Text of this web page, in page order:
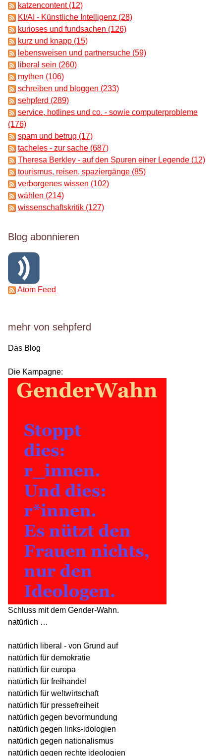
katzencontent (12)
KI/AI - Künstliche Intelligenz (28)
kurioses und fundsachen (126)
kurz und knapp (15)
lebensweisen und partnersuche (59)
liberal sein (260)
mythen (106)
schreiben und bloggen (233)
sehpferd (289)
service, hotlines und co. - sowie computerprobleme
(176)
spam und betrug (17)
tacheles - zur sache (687)
Theresa Berkley - auf den Spuren einer Legende (12)
tourismus, reisen, spaziergänge (85)
verborgenes wissen (102)
wählen (214)
wissenschaftskritik (127)
Blog abonnieren
Atom Feed
mehr von sehpferd
Das Blog
Die Kampagne:
Schluss mit dem Gender-Wahn.
natürlich …
natürlich liberal - von Grund auf
natürlich für demokratie
natürlich für europa
natürlich für freihandel
natürlich für weltwirtschaft
natürlich für pressefreiheit
natürlich gegen bevormundung
natürlich gegen links-idologien
natürlich gegen nationalismus
natürlich gegen rechte ideologien